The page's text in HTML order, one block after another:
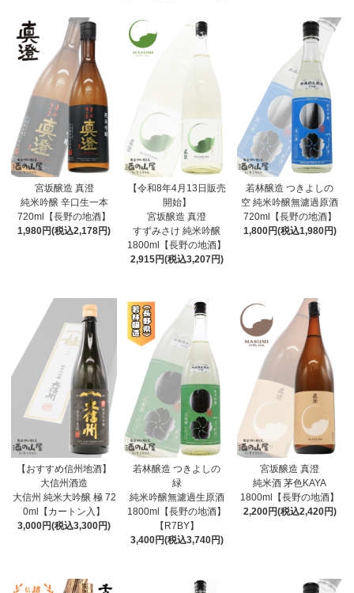
宮坂醸造 真澄
純米吟醸 辛口生一本
720ml【長野の地酒】
1,980円(税込2,178円)
【令和8年4月13日販売
開始】
宮坂醸造 真澄
すずみさけ 純米吟醸
1800ml【長野の地酒】
2,915円(税込3,207円)
若林醸造 つきよしの
空 純米吟醸無濾過原酒
720ml【長野の地酒】
1,800円(税込1,980円)
【おすすめ信州地酒】
大信州酒造
大信州 純米大吟醸 極 72
0ml【カートン入】
3,000円(税込3,300円)
若林醸造 つきよしの
緑
純米吟醸無濾過生原酒
1800ml【長野の地酒】
【R7BY】
3,400円(税込3,740円)
宮坂醸造 真澄
純米酒 茅色KAYA
1800ml【長野の地酒】
2,200円(税込2,420円)